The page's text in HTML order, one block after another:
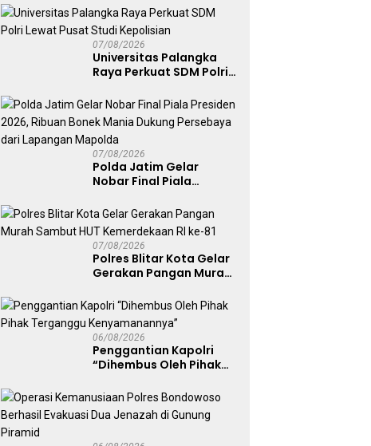
Transparan, dan
Humanis
07/08/2026
Universitas Palangka
Raya Perkuat SDM Polri
Kepolisian
07/08/2026
Polda Jatim Gelar
Nobar Final Piala
Bonek Mania Dukung
Persebaya dari
Lapangan Mapolda
07/08/2026
Polres Blitar Kota Gelar
Gerakan Pangan Murah
Kemerdekaan RI ke-81
06/08/2026
Penggantian Kapolri
“Dihembus Oleh Pihak
Kenyamanannya”